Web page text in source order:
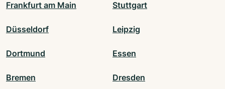
Frankfurt am Main Stuttgart
Düsseldorf Leipzig
Dortmund Essen
Bremen Dresden